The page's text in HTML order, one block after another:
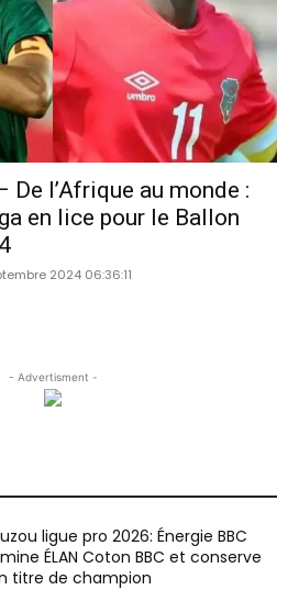
De l’Afrique au monde :
en lice pour le Ballon
2024 06:36:11
- Advertisment -
ligue pro 2026: Énergie BBC
ÉLAN Coton BBC et conserve
titre de champion